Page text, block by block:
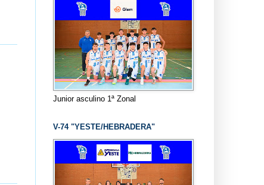
Junior asculino 1ª Zonal
V-74 "YESTE/HEBRADERA"